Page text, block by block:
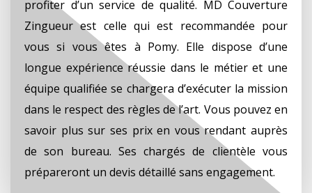
profiter d’un service de qualité. MD Couverture
Zingueur est celle qui est recommandée pour
vous si vous êtes à Pomy. Elle dispose d’une
longue expérience réussie dans le métier et une
équipe qualifiée se chargera d’exécuter la mission
dans le respect des règles de l’art. Vous pouvez en
savoir plus sur ses prix en vous rendant auprès
de son bureau. Ses chargés de clientèle vous
prépareront un devis détaillé sans engagement.